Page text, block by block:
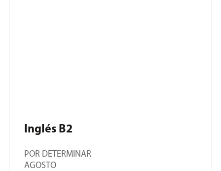
Inglés B2
POR DETERMINAR
AGOSTO